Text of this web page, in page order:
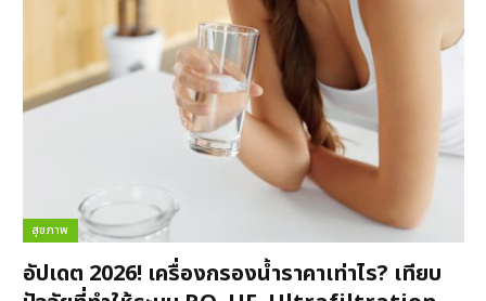
สุขภาพ
อัปเดต 2026! เครื่องกรองน้ำราคาเท่าไร? เทียบ